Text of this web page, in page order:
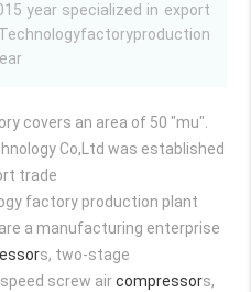
year specialized in export
covers an area of 50 "mu".
Co,Ltd was established
trade
factory production plant
a manufacturing enterprise
s, two-stage
screw aircompressors,